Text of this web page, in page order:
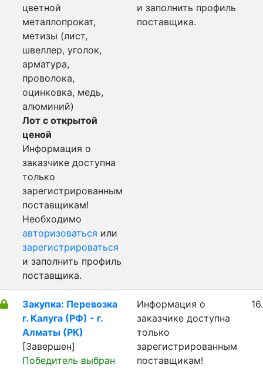
цветной
металлопрокат,
метизы (лист,
швеллер, уголок,
арматура,
проволока,
оцинковка, медь,
алюминий)
Лот с открытой
ценой
Информация о
заказчике доступна
только
зарегистрированным
поставщикам!
Необходимо
авторизоваться или
зарегистрироваться
и заполнить профиль
поставщика.
и заполнить профиль
поставщика.
Закупка: Перевозка
г. Калуга (РФ) - г.
Алматы (РК)
[Завершен]
Победитель выбран
Информация о
заказчике доступна
только
зарегистрированным
поставщикам!